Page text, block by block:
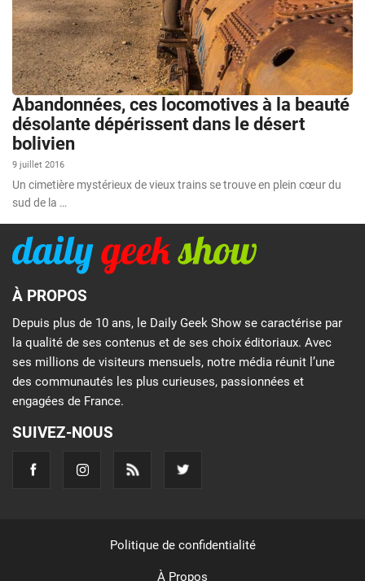
Abandonnées, ces locomotives à la beauté
désolante dépérissent dans le désert
bolivien
9 juillet 2016
Un cimetière mystérieux de vieux trains se trouve en plein cœur du
sud de la …
À PROPOS
Depuis plus de 10 ans, le Daily Geek Show se caractérise par
la qualité de ses contenus et de ses choix éditoriaux. Avec
ses millions de visiteurs mensuels, notre média réunit l’une
des communautés les plus curieuses, passionnées et
engagées de France.
SUIVEZ-NOUS
Politique de confidentialité
À Propos